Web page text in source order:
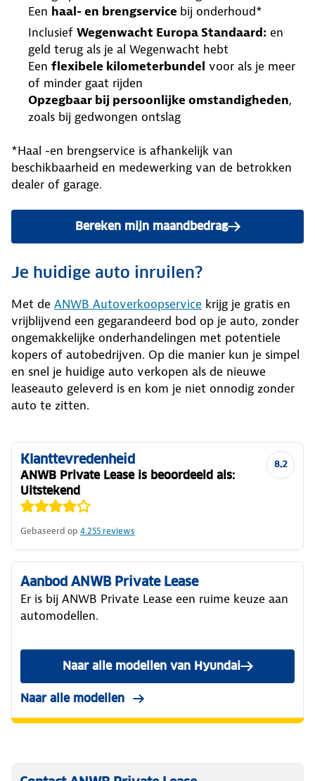
Een haal- en brengservice bij onderhoud*
Inclusief Wegenwacht Europa Standaard: en
geld terug als je al Wegenwacht hebt
Een flexibele kilometerbundel voor als je meer
of minder gaat rijden
Opzegbaar bij persoonlijke omstandigheden,
zoals bij gedwongen ontslag
*Haal -en brengservice is afhankelijk van
beschikbaarheid en medewerking van de betrokken
dealer of garage.
Bereken mijn maandbedrag
Je huidige auto inruilen?
Met de ANWB Autoverkoopservice krijg je gratis en
vrijblijvend een gegarandeerd bod op je auto, zonder
ongemakkelijke onderhandelingen met potentiele
kopers of autobedrijven. Op die manier kun je simpel
en snel je huidige auto verkopen als de nieuwe
leaseauto geleverd is en kom je niet onnodig zonder
auto te zitten.
8,2
Klanttevredenheid
ANWB Private Lease is beoordeeld als:
Uitstekend
Gebaseerd op 4.255 reviews
Aanbod ANWB Private Lease
Er is bij ANWB Private Lease een ruime keuze aan
automodellen.
Naar alle modellen van Hyundai
Naar alle modellen